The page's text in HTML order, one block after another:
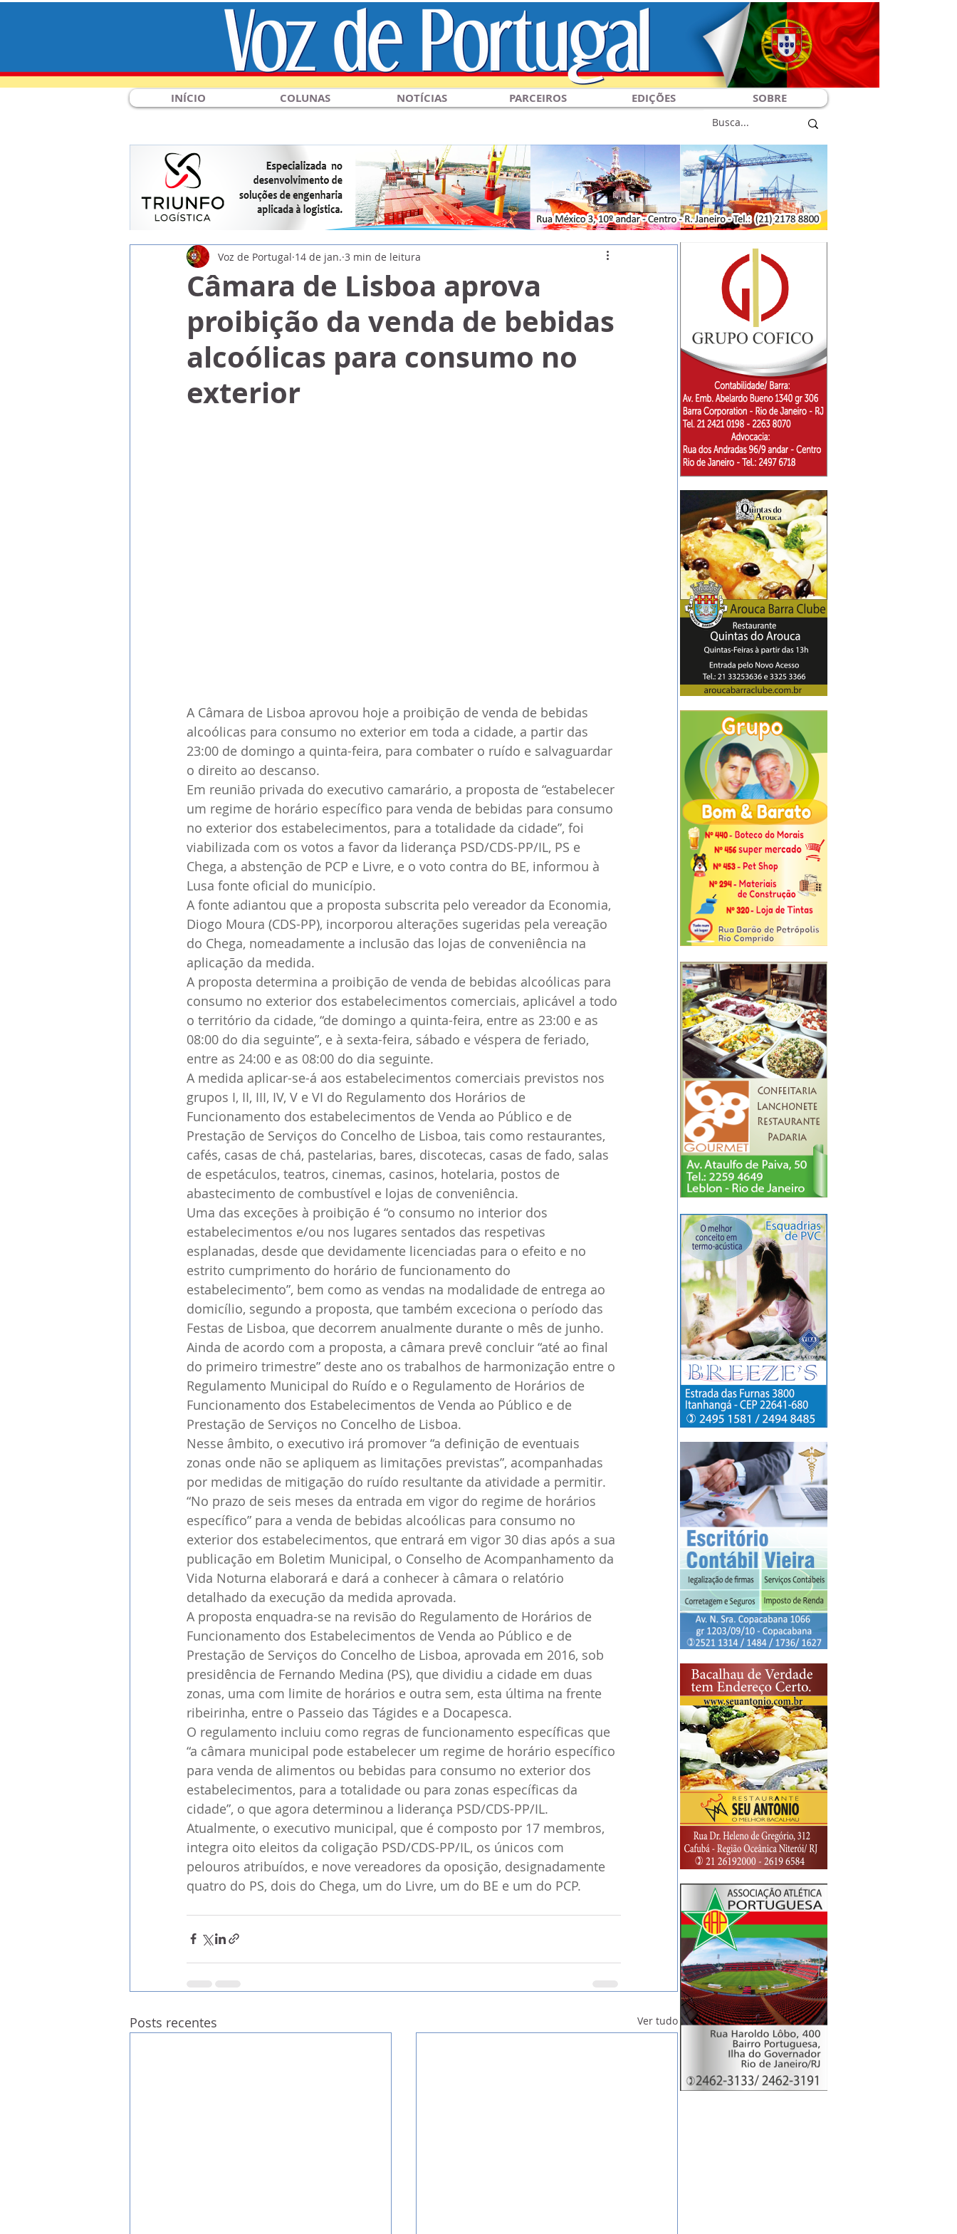
INÍCIO COLUNAS NOTÍCIAS PARCEIROS EDIÇÕES SOBRE
Câmara de Lisboa aprova
proibição da venda de bebidas
alcoólicas para consumo no
exterior
Voz de Portugal 14 de jan. 3 min de leitura
A Câmara de Lisboa aprovou hoje a proibição de venda de bebidas
alcoólicas para consumo no exterior em toda a cidade, a partir das
23:00 de domingo a quinta-feira, para combater o ruído e salvaguardar
o direito ao descanso.
Em reunião privada do executivo camarário, a proposta de “estabelecer
um regime de horário específico para venda de bebidas para consumo
no exterior dos estabelecimentos, para a totalidade da cidade”, foi
viabilizada com os votos a favor da liderança PSD/CDS-PP/IL, PS e
Chega, a abstenção de PCP e Livre, e o voto contra do BE, informou à
Lusa fonte oficial do município.
A fonte adiantou que a proposta subscrita pelo vereador da Economia,
Diogo Moura (CDS-PP), incorporou alterações sugeridas pela vereação
do Chega, nomeadamente a inclusão das lojas de conveniência na
aplicação da medida.
A proposta determina a proibição de venda de bebidas alcoólicas para
consumo no exterior dos estabelecimentos comerciais, aplicável a todo
o território da cidade, “de domingo a quinta-feira, entre as 23:00 e as
08:00 do dia seguinte”, e à sexta-feira, sábado e véspera de feriado,
entre as 24:00 e as 08:00 do dia seguinte.
A medida aplicar-se-á aos estabelecimentos comerciais previstos nos
grupos I, II, III, IV, V e VI do Regulamento dos Horários de
Funcionamento dos estabelecimentos de Venda ao Público e de
Prestação de Serviços do Concelho de Lisboa, tais como restaurantes,
cafés, casas de chá, pastelarias, bares, discotecas, casas de fado, salas
de espetáculos, teatros, cinemas, casinos, hotelaria, postos de
abastecimento de combustível e lojas de conveniência.
Uma das exceções à proibição é “o consumo no interior dos
estabelecimentos e/ou nos lugares sentados das respetivas
esplanadas, desde que devidamente licenciadas para o efeito e no
estrito cumprimento do horário de funcionamento do
estabelecimento”, bem como as vendas na modalidade de entrega ao
domicílio, segundo a proposta, que também exceciona o período das
Festas de Lisboa, que decorrem anualmente durante o mês de junho.
Ainda de acordo com a proposta, a câmara prevê concluir “até ao final
do primeiro trimestre” deste ano os trabalhos de harmonização entre o
Regulamento Municipal do Ruído e o Regulamento de Horários de
Funcionamento dos Estabelecimentos de Venda ao Público e de
Prestação de Serviços no Concelho de Lisboa.
Nesse âmbito, o executivo irá promover “a definição de eventuais
zonas onde não se apliquem as limitações previstas”, acompanhadas
por medidas de mitigação do ruído resultante da atividade a permitir.
“No prazo de seis meses da entrada em vigor do regime de horários
específico” para a venda de bebidas alcoólicas para consumo no
exterior dos estabelecimentos, que entrará em vigor 30 dias após a sua
publicação em Boletim Municipal, o Conselho de Acompanhamento da
Vida Noturna elaborará e dará a conhecer à câmara o relatório
detalhado da execução da medida aprovada.
A proposta enquadra-se na revisão do Regulamento de Horários de
Funcionamento dos Estabelecimentos de Venda ao Público e de
Prestação de Serviços do Concelho de Lisboa, aprovada em 2016, sob
presidência de Fernando Medina (PS), que dividiu a cidade em duas
zonas, uma com limite de horários e outra sem, esta última na frente
ribeirinha, entre o Passeio das Tágides e a Docapesca.
O regulamento incluiu como regras de funcionamento específicas que
“a câmara municipal pode estabelecer um regime de horário específico
para venda de alimentos ou bebidas para consumo no exterior dos
estabelecimentos, para a totalidade ou para zonas específicas da
cidade”, o que agora determinou a liderança PSD/CDS-PP/IL.
Atualmente, o executivo municipal, que é composto por 17 membros,
integra oito eleitos da coligação PSD/CDS-PP/IL, os únicos com
pelouros atribuídos, e nove vereadores da oposição, designadamente
quatro do PS, dois do Chega, um do Livre, um do BE e um do PCP.
Posts recentes Ver tudo